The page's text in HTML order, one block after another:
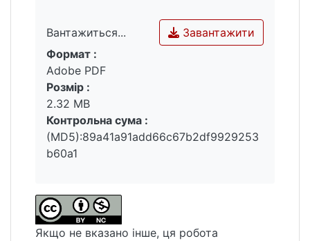
Вантажиться...
Вантажиться...
Завантажити
Формат :
Adobe PDF
Розмір :
2.32 MB
Контрольна сума :
(MD5):89a41a91add66c67b2df9929253
b60a1
Якщо не вказано інше, ця робота